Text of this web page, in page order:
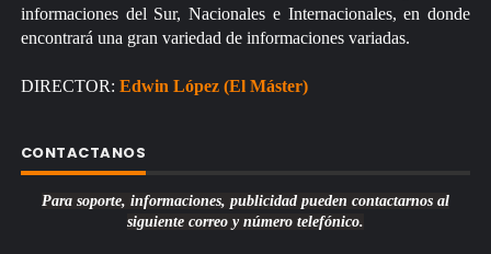
informaciones del Sur, Nacionales e Internacionales, en donde
encontrará una gran variedad de informaciones variadas.
DIRECTOR: Edwin López (El Máster)
CONTACTANOS
Para soporte, informaciones, publicidad pueden contactarnos al
siguiente correo y número telefónico.